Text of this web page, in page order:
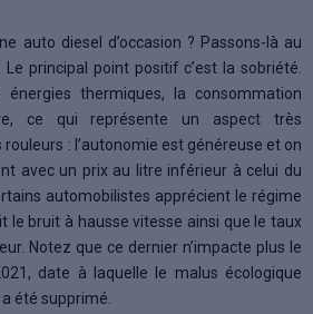
auto diesel d’occasion ? Passons-là au
Le principal point positif c’est la sobriété.
thermiques, la consommation
ce qui représente un aspect très
: l’autonomie est généreuse et on
avec un prix au litre inférieur à celui du
automobilistes apprécient le régime
le bruit à hausse vitesse ainsi que le taux
Notez que ce dernier n’impacte plus le
date à laquelle le malus écologique
été supprimé.